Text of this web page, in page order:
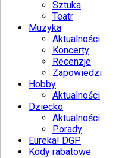
Sztuka
Teatr
Muzyka
Aktualności
Koncerty
Recenzje
Zapowiedzi
Hobby
Aktualności
Dziecko
Aktualności
Porady
Eureka! DGP
Kody rabatowe